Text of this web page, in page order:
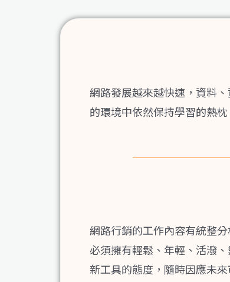
網路發展越來越快速，資料
的環境中依然保持學習的熱
網路行銷的工作內容有統整
必須擁有輕鬆、年輕、活潑
新工具的態度，隨時因應未